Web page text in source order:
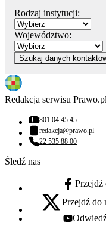
Rodzaj instytucji:
Województwo:
Szukaj danych
Redakcja serwisu Prawo.pl
Numer telefonu:
801 04 45 45
Adres email:
redakcja@prawo.pl
Numer telefonu:
22 535 88 00
Śledź nas
facebook -
Przejdź
x - otwiera się w
Przejdź do
youtube -